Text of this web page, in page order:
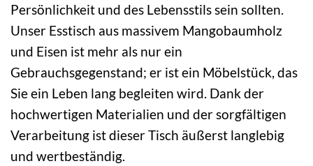
Persönlichkeit und des Lebensstils sein sollten.
Unser Esstisch aus massivem Mangobaumholz
und Eisen ist mehr als nur ein
Gebrauchsgegenstand; er ist ein Möbelstück, das
Sie ein Leben lang begleiten wird. Dank der
hochwertigen Materialien und der sorgfältigen
Verarbeitung ist dieser Tisch äußerst langlebig
und wertbeständig.